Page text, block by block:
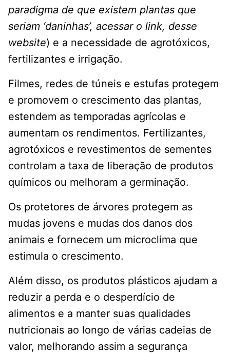
paradigma de que existem plantas que
seriam ‘daninhas’, acessar o link, desse
website) e a necessidade de agrotóxicos,
fertilizantes e irrigação.
Filmes, redes de túneis e estufas protegem
e promovem o crescimento das plantas,
estendem as temporadas agrícolas e
aumentam os rendimentos. Fertilizantes,
agrotóxicos e revestimentos de sementes
controlam a taxa de liberação de produtos
químicos ou melhoram a germinação.
Os protetores de árvores protegem as
mudas jovens e mudas dos danos dos
animais e fornecem um microclima que
estimula o crescimento.
Além disso, os produtos plásticos ajudam a
reduzir a perda e o desperdício de
alimentos e a manter suas qualidades
nutricionais ao longo de várias cadeias de
valor, melhorando assim a segurança